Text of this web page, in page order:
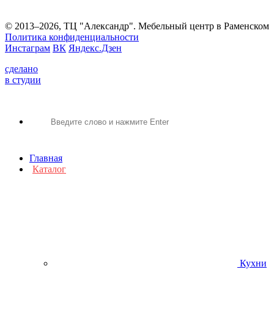
© 2013–2026, ТЦ "Александр". Мебельный центр в Раменском
Политика конфиденциальности
Инстаграм ВК Яндекс.Дзен
сделано
в студии
Главная
Каталог
Кухни